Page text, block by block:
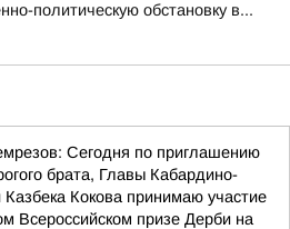
политическую обстановку в...
Сегодня по приглашению
брата, Главы Кабардино-
Казбека Кокова принимаю участие
Всероссийском призе Дерби на